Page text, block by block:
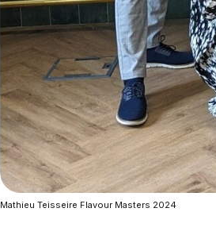
Mathieu Teisseire Flavour Masters 2024